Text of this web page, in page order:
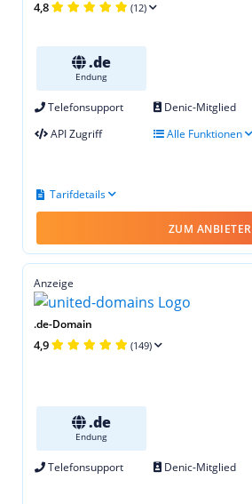
4,8 (12)
.de
Endung
Telefonsupport Denic-Mitglied
API Zugriff
Alle Funktionen
Tarifdetails
ZUM ANBIETER
Anzeige
.de-Domain
4,9 (149)
.de
Endung
Telefonsupport Denic-Mitglied